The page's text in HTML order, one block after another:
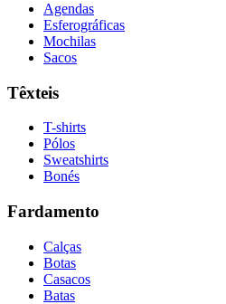
Agendas
Esferográficas
Mochilas
Sacos
Têxteis
T-shirts
Pólos
Sweatshirts
Bonés
Fardamento
Calças
Botas
Casacos
Batas